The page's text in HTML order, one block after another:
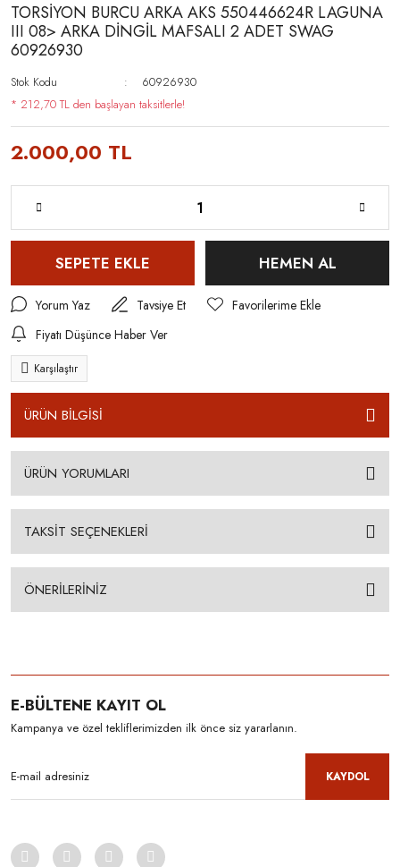
TORSİYON BURCU ARKA AKS 550446624R LAGUNA
III 08> ARKA DİNGİL MAFSALI 2 ADET SWAG
60926930
Stok Kodu
60926930
* 212,70 TL den başlayan taksitlerle!
2.000,00 TL
SEPETE EKLE HEMEN AL
Yorum Yaz
Tavsiye Et
Fiyatı Düşünce Haber Ver
Karşılaştır
ÜRÜN BİLGİSİ
ÜRÜN YORUMLARI
TAKSİT SEÇENEKLERİ
ÖNERİLERİNİZ
E-BÜLTENE KAYIT OL
Kampanya ve özel tekliflerimizden ilk önce siz yararlanın.
KAYDOL